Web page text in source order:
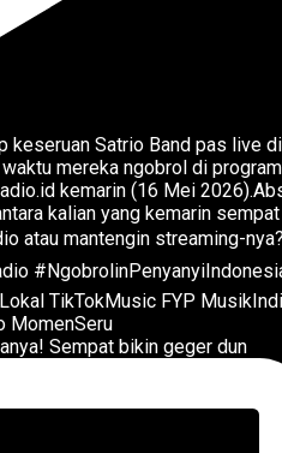
Sempat bikin geger dun